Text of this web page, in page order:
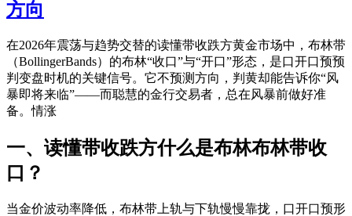
方向
在2026年震荡与趋势交替的读懂带收跌方黄金市场中，布林带
（BollingerBands）的布林“收口”与“开口”形态，是口开口预预
判变盘时机的关键信号。它不预测方向，判黄却能告诉你“风
暴即将来临”——而聪慧的金行交易者，总在风暴前做好准
备。情涨
一、读懂带收跌方什么是布林布林带收
口？
当金价波动率降低，布林带上轨与下轨慢慢靠拢，口开口预形